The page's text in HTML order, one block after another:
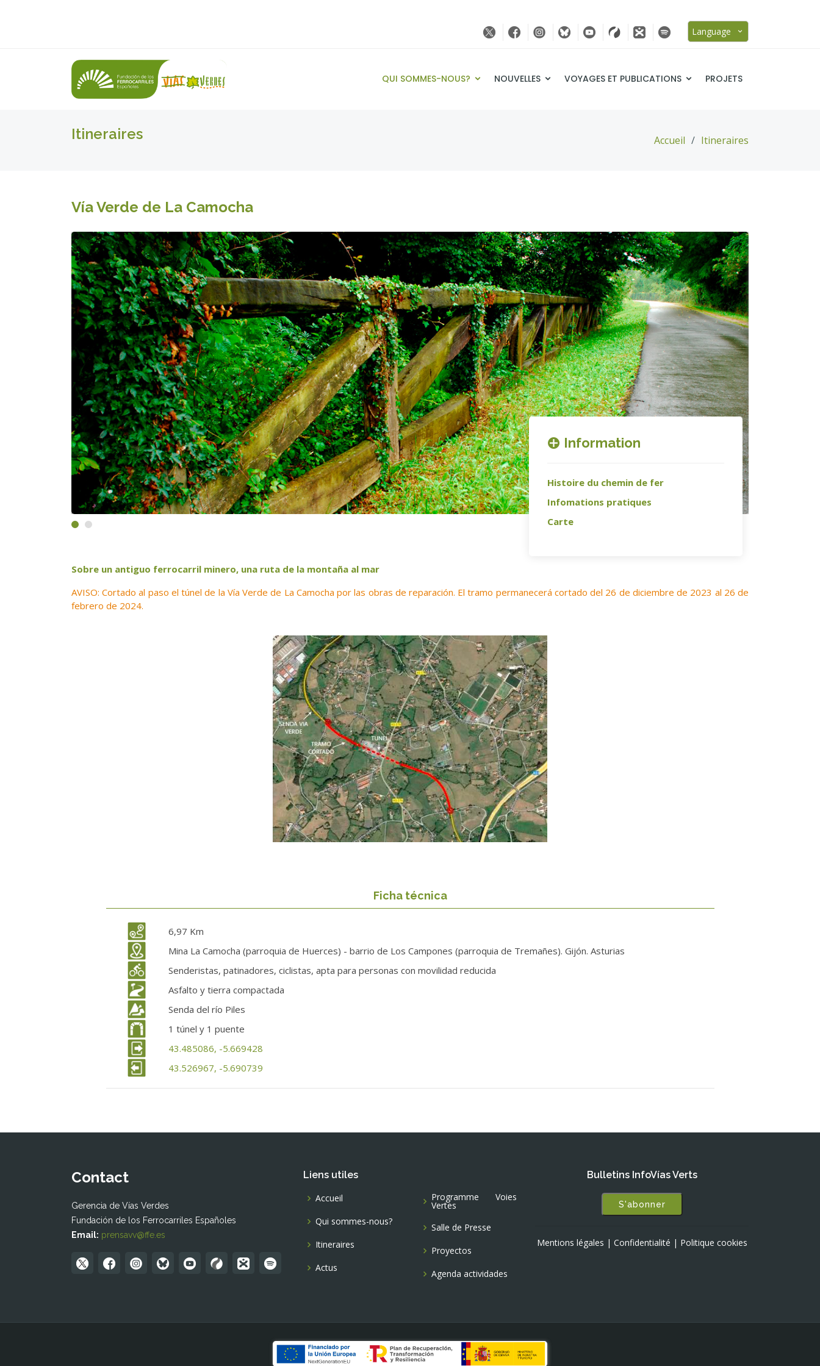
Language
QUI SOMMES-NOUS? NOUVELLES VOYAGES ET PUBLICATIONS PROJETS
Itineraires Accueil Itineraires
Vía Verde de La Camocha
Information
Histoire du chemin de fer
Infomations pratiques
Carte
Sobre un antiguo ferrocarril minero, una ruta de la montaña al mar
AVISO: Cortado al paso el túnel de la Vía Verde de La Camocha por las obras de reparación. El tramo permanecerá cortado del 26 de diciembre de 2023 al 26 de
febrero de 2024.
Ficha técnica
6,97 Km
Mina La Camocha (parroquia de Huerces) - barrio de Los Campones (parroquia de Tremañes). Gijón. Asturias
Senderistas, patinadores, ciclistas, apta para personas con movilidad reducida
Asfalto y tierra compactada
Senda del río Piles
1 túnel y 1 puente
43.485086, -5.669428
43.526967, -5.690739
Contact
Gerencia de Vías Verdes
Fundación de los Ferrocarriles Españoles
Email: prensavv@ffe.es
Liens utiles
Accueil
Qui sommes-nous?
Itineraires
Actus
Programme Voies
Vertes
Salle de Presse
Proyectos
Agenda actividades
Bulletins InfoVías Verts
S'abonner
Mentions légales | Confidentialité | Politique cookies